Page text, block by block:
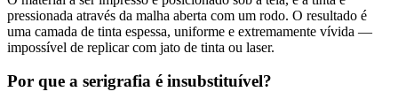
pressionada através da malha aberta com um rodo. O resultado é
uma camada de tinta espessa, uniforme e extremamente vívida —
impossível de replicar com jato de tinta ou laser.
Por que a serigrafia é insubstituível?